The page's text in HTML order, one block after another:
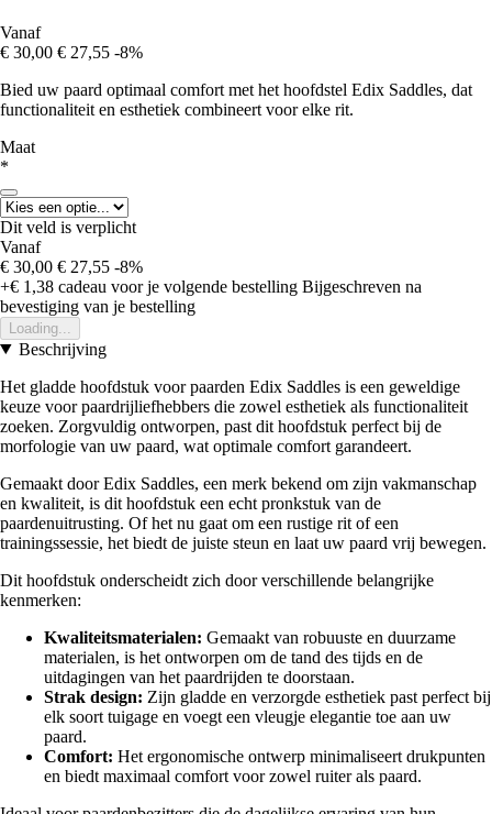
Vanaf
€ 30,00 € 27,55 -8%
Bied uw paard optimaal comfort met het hoofdstel Edix Saddles, dat
functionaliteit en esthetiek combineert voor elke rit.
Maat
*
Dit veld is verplicht
Vanaf
€ 30,00 € 27,55 -8%
+€ 1,38 cadeau voor je volgende bestelling Bijgeschreven na
bevestiging van je bestelling
Loading...
Beschrijving
Het gladde hoofdstuk voor paarden Edix Saddles is een geweldige
keuze voor paardrijliefhebbers die zowel esthetiek als functionaliteit
zoeken. Zorgvuldig ontworpen, past dit hoofdstuk perfect bij de
morfologie van uw paard, wat optimale comfort garandeert.
Gemaakt door Edix Saddles, een merk bekend om zijn vakmanschap
en kwaliteit, is dit hoofdstuk een echt pronkstuk van de
paardenuitrusting. Of het nu gaat om een rustige rit of een
trainingssessie, het biedt de juiste steun en laat uw paard vrij bewegen.
Dit hoofdstuk onderscheidt zich door verschillende belangrijke
kenmerken:
Kwaliteitsmaterialen: Gemaakt van robuuste en duurzame
materialen, is het ontworpen om de tand des tijds en de
uitdagingen van het paardrijden te doorstaan.
Strak design: Zijn gladde en verzorgde esthetiek past perfect bij
elk soort tuigage en voegt een vleugje elegantie toe aan uw
paard.
Comfort: Het ergonomische ontwerp minimaliseert drukpunten
en biedt maximaal comfort voor zowel ruiter als paard.